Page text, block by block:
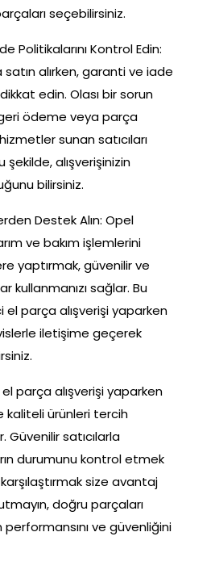
seçebilirsiniz.
Politikalarını Kontrol Edin:
alırken, garanti ve iade
edin. Olası bir sorun
ödeme veya parça
sunan satıcıları
şekilde, alışverişinizin
bilirsiniz.
Destek Alın: Opel
ve bakım işlemlerini
yaptırmak, güvenilir ve
kullanmanızı sağlar. Bu
el parça alışverişi yaparken
iletişime geçerek
parça alışverişi yaparken
kaliteli ürünleri tercih
satıcılarla
durumunu kontrol etmek
size avantaj
doğru parçaları
performansını ve güvenliğini